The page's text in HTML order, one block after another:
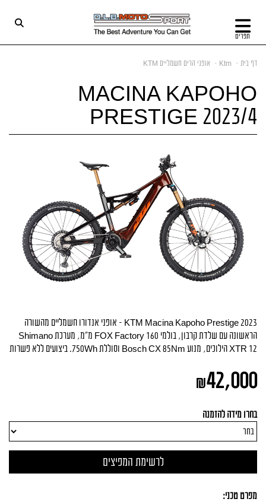
תפריט
דף בית Ktm אופני הרים חשמליים KTM
MACINA KAPOHO
PRESTIGE 2023/4
KTM Macina Kapoho Prestige 2023 – אופני אנדורו חשמליים מהשורה
הראשונה עם שלדת קרבון, בולמי FOX Factory 160 מ״מ, מערכת Shimano
XTR 12 הילוכים, מנוע Bosch CX 85Nm וסוללת 750Wh. ביצועים ללא פשרות
₪42,000
בחרו מידה להזמנה
מפרט טכני: